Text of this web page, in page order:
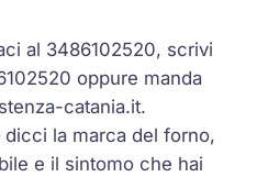
al 3486102520, scrivi
oppure manda
catania.it.
la marca del forno,
e il sintomo che hai